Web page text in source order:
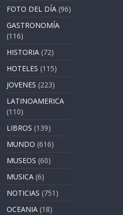
FOTO DEL DÍA (96)
GASTRONOMÍA
(116)
HISTORIA (72)
HOTELES (115)
JOVENES (223)
LATINOAMERICA
(110)
LIBROS (139)
MUNDO (616)
MUSEOS (60)
MUSICA (6)
NOTICIAS (751)
OCEANIA (18)